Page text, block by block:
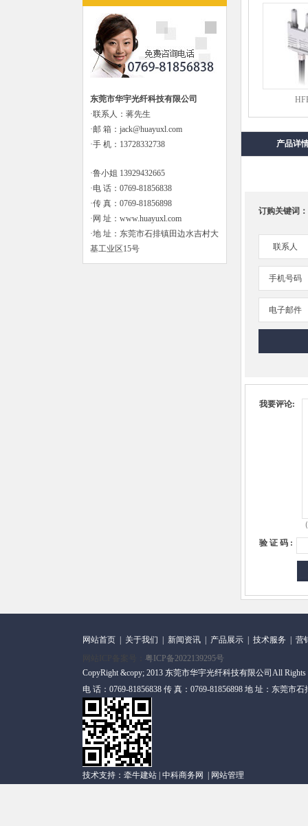
东莞市华宇光纤科技有限公司
·联系人：蒋先生
·邮 箱：jack@huayuxl.com
·手 机：13728332738
·鲁小姐 13929432665
·电 话：0769-81856838
·传 真：0769-81856898
·网 址：www.huayuxl.com
·地 址：东莞市石排镇田边水吉村大
基工业区15号
产品详
订购关键词：
联系人
手机号码
电子邮件
我要评论:
验 证 码 :
网站首页 关于我们 新闻资讯 产品展示 技术服务
营
粤ICP备2022139295号
CopyRight &copy; 2013 东莞市华宇光纤科技有限公司All
电 话：0769-81856838 传 真：0769-81856898 地 址：东莞市
技术支持： 牵牛建站 中科商务网 网站管理